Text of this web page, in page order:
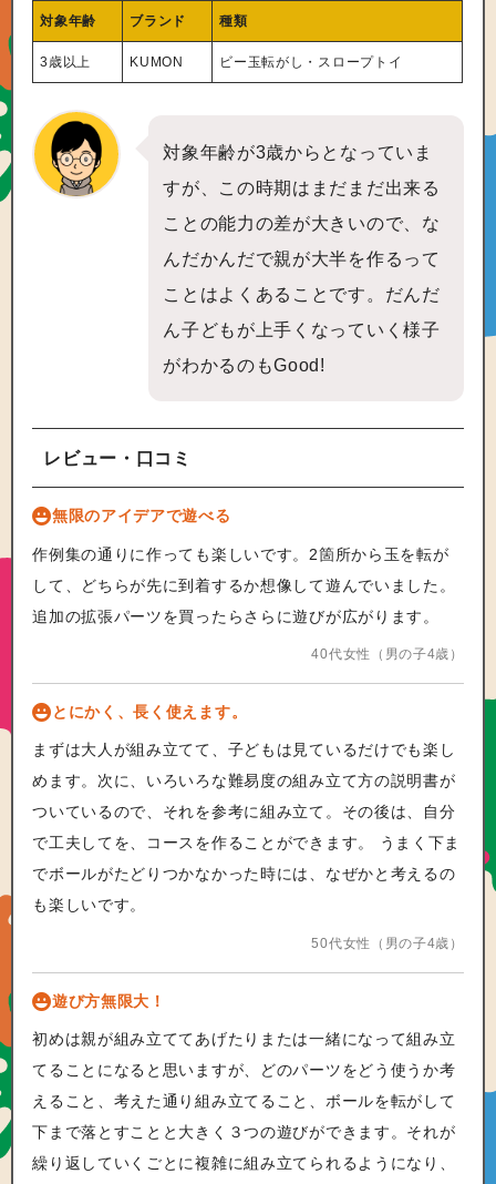
対象年齢 ブランド 種類
3歳以上 KUMON ビー玉転がし・スロープトイ
対象年齢が3歳からとなっていま
すが、この時期はまだまだ出来る
ことの能力の差が大きいので、な
んだかんだで親が大半を作るって
ことはよくあることです。だんだ
ん子どもが上手くなっていく様子
がわかるのもGood!
レビュー・口コミ
無限のアイデアで遊べる
作例集の通りに作っても楽しいです。2箇所から玉を転が
して、どちらが先に到着するか想像して遊んでいました。
追加の拡張パーツを買ったらさらに遊びが広がります。
40代女性（男の子4歳）
とにかく、長く使えます。
まずは大人が組み立てて、子どもは見ているだけでも楽し
めます。次に、いろいろな難易度の組み立て方の説明書が
ついているので、それを参考に組み立て。その後は、自分
で工夫してを、コースを作ることができます。 うまく下ま
でボールがたどりつかなかった時には、なぜかと考えるの
も楽しいです。
50代女性（男の子4歳）
遊び方無限大！
初めは親が組み立ててあげたりまたは一緒になって組み立
てることになると思いますが、どのパーツをどう使うか考
えること、考えた通り組み立てること、ボールを転がして
下まで落とすことと大きく３つの遊びができます。それが
繰り返していくごとに複雑に組み立てられるようになり、